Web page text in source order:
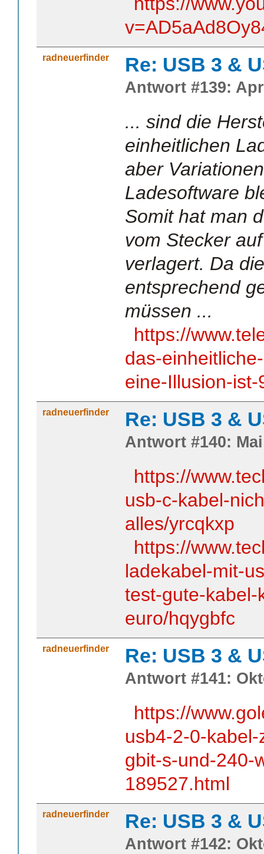
radneuerfinder Re: USB 3 &
Antwort #139:
... sind die
einheitlichen
aber
Ladesoftware
Somit hat man
vom Stecker
verlagert. Da
entsprechend
müssen ...
https://
das-
eine-Illusion-
radneuerfinder Re: USB 3 &
Antwort #140:
https://
usb-c-kabel-
alles/yrcqkxp
https://
ladekabel-mit-
test-gute-
euro/hqygbfc
radneuerfinder Re: USB 3 &
Antwort #141:
https://
usb4-2-0-
gbit-s-und-240-
189527.html
radneuerfinder Re: USB 3 &
Antwort #142: